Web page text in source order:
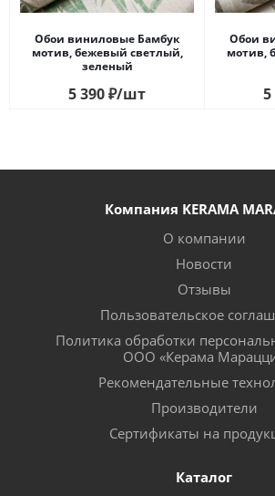
Обои виниловые Бамбук
мотив, бежевый светлый,
зеленый
5 390₽/шт
Обои
мотив,
5
Компания KERAMA
О компании
Новости
Отзывы
Пользовательское
Политика обработки
ООО «Керама
Рекомендательные
Производители
Сертификаты на
Каталог